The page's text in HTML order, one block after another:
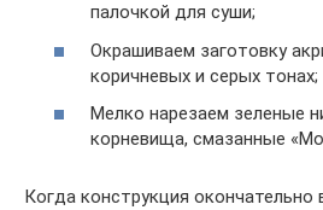
палочкой для суши;
Окрашиваем заготовку
коричневых и серых тонах;
Мелко нарезаем зеленые
корневища, смазанные
Когда конструкция